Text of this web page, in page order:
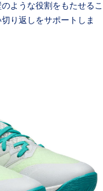
ような役割をもたせるこ
り返しをサポートしま